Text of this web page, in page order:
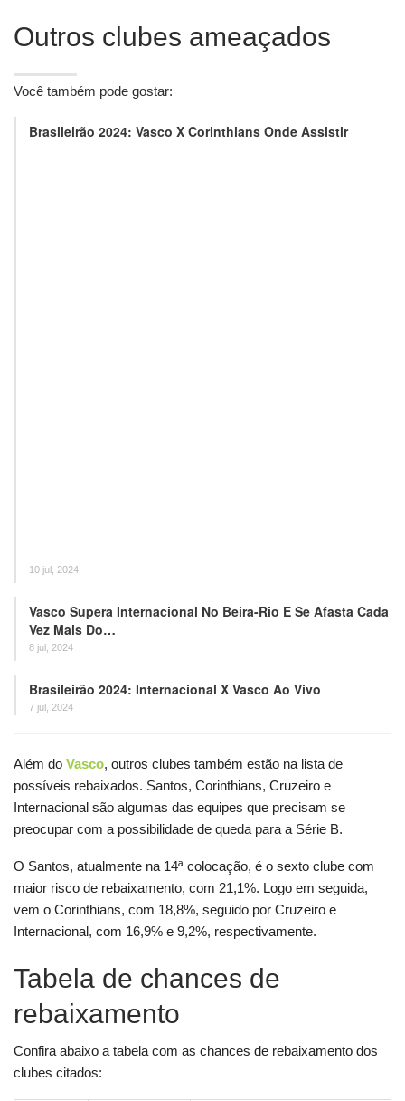
Outros clubes ameaçados
Você também pode gostar:
Brasileirão 2024: Vasco X Corinthians Onde Assistir
10 jul, 2024
Vasco Supera Internacional No Beira-Rio E Se Afasta Cada
Vez Mais Do…
8 jul, 2024
Brasileirão 2024: Internacional X Vasco Ao Vivo
7 jul, 2024
Além do Vasco, outros clubes também estão na lista de
possíveis rebaixados. Santos, Corinthians, Cruzeiro e
Internacional são algumas das equipes que precisam se
preocupar com a possibilidade de queda para a Série B.
O Santos, atualmente na 14ª colocação, é o sexto clube com
maior risco de rebaixamento, com 21,1%. Logo em seguida,
vem o Corinthians, com 18,8%, seguido por Cruzeiro e
Internacional, com 16,9% e 9,2%, respectivamente.
Tabela de chances de
rebaixamento
Confira abaixo a tabela com as chances de rebaixamento dos
clubes citados: